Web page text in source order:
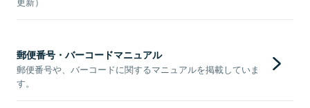
郵便番号・バーコードマニュアル
郵便番号や、バーコードに関するマニュアルを掲載していま
す。